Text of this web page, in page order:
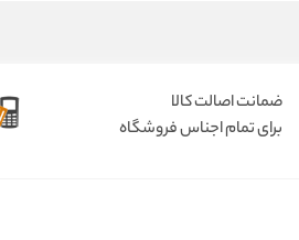
ضمانت اصالت کالا
برای تمام اجناس فروشگاه